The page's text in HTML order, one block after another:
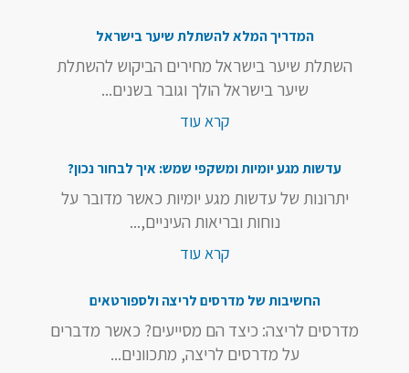
המדריך המלא להשתלת שיער בישראל
השתלת שיער בישראל מחירים הביקוש להשתלת
שיער בישראל הולך וגובר בשנים...
קרא עוד
עדשות מגע יומיות ומשקפי שמש: איך לבחור נכון?
יתרונות של עדשות מגע יומיות כאשר מדובר על
נוחות ובריאות העיניים,...
קרא עוד
החשיבות של מדרסים לריצה ולספורטאים
מדרסים לריצה: כיצד הם מסייעים? כאשר מדברים
על מדרסים לריצה, מתכוונים...